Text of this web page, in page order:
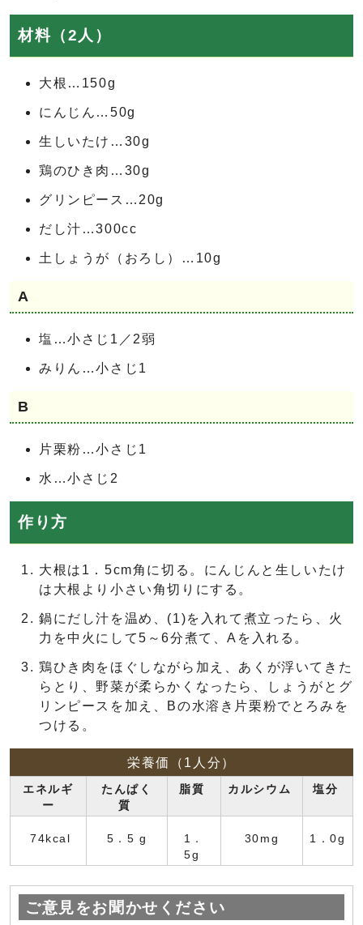
材料（2人）
大根…150g
にんじん…50g
生しいたけ…30g
鶏のひき肉…30g
グリンピース…20g
だし汁…300cc
土しょうが（おろし）…10g
A
塩…小さじ1／2弱
みりん…小さじ1
B
片栗粉…小さじ1
水…小さじ2
作り方
大根は1．5cm角に切る。にんじんと生しいたけ
は大根より小さい角切りにする。
鍋にだし汁を温め、(1)を入れて煮立ったら、火
力を中火にして5～6分煮て、Aを入れる。
鶏ひき肉をほぐしながら加え、あくが浮いてきた
らとり、野菜が柔らかくなったら、しょうがとグ
リンピースを加え、Bの水溶き片栗粉でとろみを
つける。
栄養価（1人分）
エネルギ
ー
たんぱく
質
脂質 カルシウム 塩分
74kcal 5．5 g
1．
5g
30mg 1．0g
ご意見をお聞かせください